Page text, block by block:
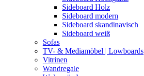
Sideboard Holz
Sideboard modern
Sideboard skandinavisch
Sideboard weiß
Sofas
TV- & Mediamöbel | Lowboards
Vitrinen
Wandregale